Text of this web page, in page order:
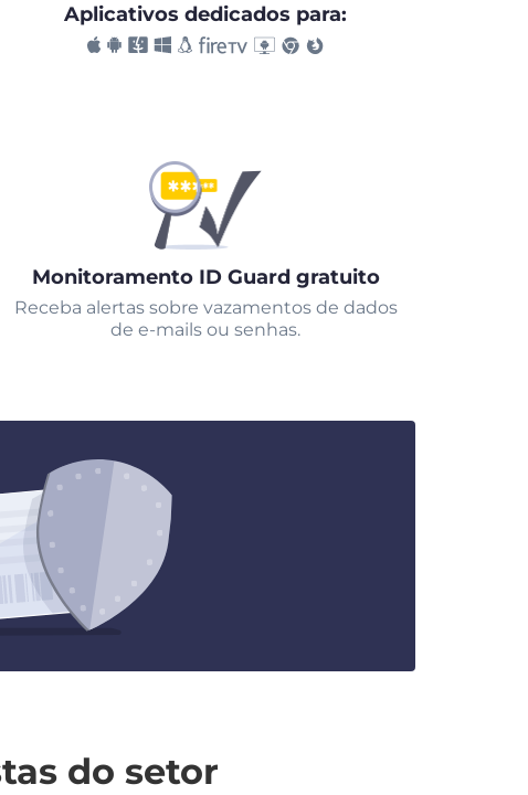
Aplicativos dedicados para:
Monitoramento ID Guard gratuito
Receba alertas sobre vazamentos de dados
de e-mails ou senhas.
do setor